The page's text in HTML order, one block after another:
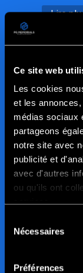
Ce site web
Les cookies
et les
médias sociaux
partageons
notre site avec
publicité et
avec d'autres
ou qu'ils ont
services.
Nécessaires
Préférences
Lire